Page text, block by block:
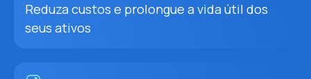
Reduza custos e prolongue a vida útil dos
seus ativos